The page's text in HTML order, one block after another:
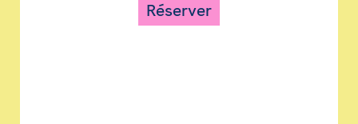
Réserver